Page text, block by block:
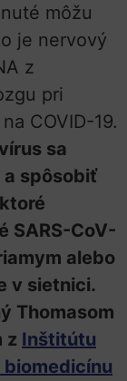
môžu
je nervový
z
pri
COVID-19.
sa
spôsobiť
SARS-CoV-
alebo
v sietnici.
Thomasom
z Inštitútu
biomedicínu